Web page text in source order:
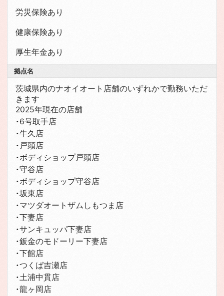
労災保険あり
健康保険あり
厚生年金あり
拠点名
茨城県内のナオイオート店舗のいずれかで勤務いただ
きます
2025年現在の店舗
・6号取手店
・牛久店
・戸頭店
・ボディショップ戸頭店
・守谷店
・ボディショップ守谷店
・坂東店
・マツダオートザムしもつま店
・下妻店
・サンキュッパ下妻店
・鈑金のモドーリー下妻店
・下館店
・つくば吉瀬店
・土浦中貫店
・龍ヶ岡店